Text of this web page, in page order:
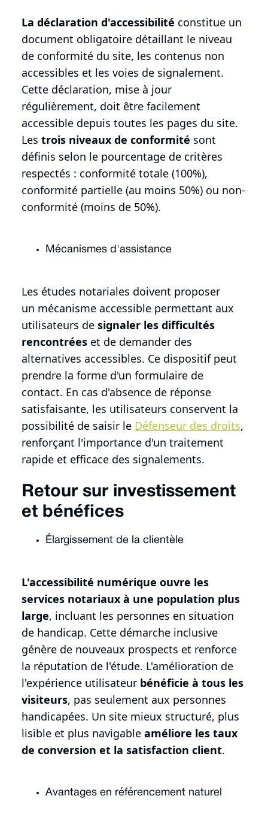
La déclaration d'accessibilité constitue un
document obligatoire détaillant le niveau
de conformité du site, les contenus non
accessibles et les voies de signalement.
Cette déclaration, mise à jour
régulièrement, doit être facilement
accessible depuis toutes les pages du site.
Les trois niveaux de conformité sont
définis selon le pourcentage de critères
respectés : conformité totale (100%),
conformité partielle (au moins 50%) ou non-
conformité (moins de 50%).
Mécanismes d'assistance
Les études notariales doivent proposer
un mécanisme accessible permettant aux
utilisateurs de signaler les difficultés
rencontrées et de demander des
alternatives accessibles. Ce dispositif peut
prendre la forme d'un formulaire de
contact. En cas d'absence de réponse
satisfaisante, les utilisateurs conservent la
possibilité de saisir le Défenseur des droits,
renforçant l'importance d'un traitement
rapide et efficace des signalements.
Retour sur investissement
et bénéfices
Élargissement de la clientèle
L'accessibilité numérique ouvre les
services notariaux à une population plus
large, incluant les personnes en situation
de handicap. Cette démarche inclusive
génère de nouveaux prospects et renforce
la réputation de l'étude. L'amélioration de
l'expérience utilisateur bénéficie à tous les
visiteurs, pas seulement aux personnes
handicapées. Un site mieux structuré, plus
lisible et plus navigable améliore les taux
de conversion et la satisfaction client.
Avantages en référencement naturel